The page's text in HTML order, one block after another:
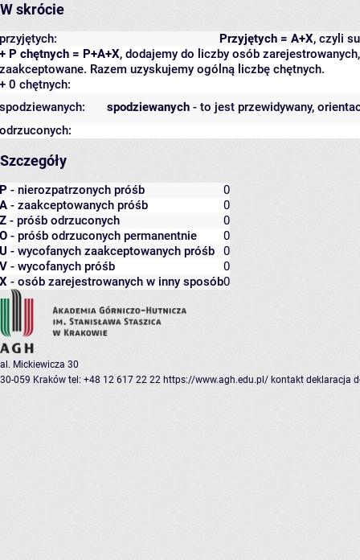
W skrócie
Przyjętych = A+X, czyli
przyjętych:
+ P chętnych = P+A+X, dodajemy do liczby osób
zaakceptowane. Razem uzyskujemy ogólną liczbę chętnych.
+ 0 chętnych:
spodziewanych - to jest przewidywany,
spodziewanych:
odrzuconych:
Szczegóły
P - nierozpatrzonych próśb
0
A - zaakceptowanych próśb
0
Z - próśb odrzuconych
0
O - próśb odrzuconych permanentnie
0
U - wycofanych zaakceptowanych próśb
0
V - wycofanych próśb
0
X - osób zarejestrowanych w inny sposób0
al. Mickiewicza 30
30-059 Kraków tel: +48 12 617 22 22 https://www.agh.edu.pl/ kontakt deklaracja